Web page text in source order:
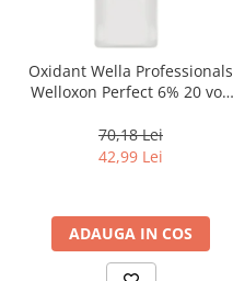
Oxidant Wella Professionals
Welloxon Perfect 6% 20 vol,
70,18 Lei
42,99 Lei
ADAUGA IN COS